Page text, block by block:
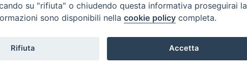
su "rifiuta" o chiudendo questa informativa proseguirai la
sono disponibili nella cookie policy completa.
Rifiuta Accetta